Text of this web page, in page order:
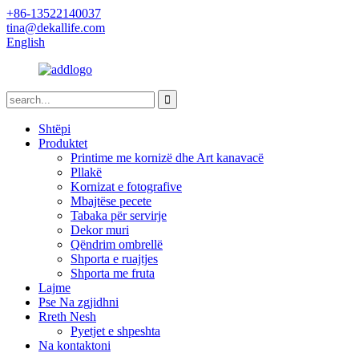
+86-13522140037
tina@dekallife.com
English
Shtëpi
Produktet
Printime me kornizë dhe Art kanavacë
Pllakë
Kornizat e fotografive
Mbajtëse pecete
Tabaka për servirje
Dekor muri
Qëndrim ombrellë
Shporta e ruajtjes
Shporta me fruta
Lajme
Pse Na zgjidhni
Rreth Nesh
Pyetjet e shpeshta
Na kontaktoni